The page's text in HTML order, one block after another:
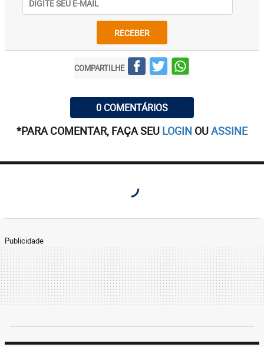
RECEBER
COMPARTILHE
0 COMENTÁRIOS
*PARA COMENTAR, FAÇA SEU LOGIN OUASSINE
Publicidade